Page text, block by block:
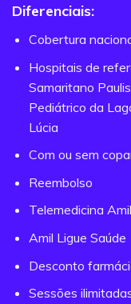
Diferenciais:
Cobertura
Hospitais de
Samaritano
Pediátrico da
Lúcia
Com ou sem
Reembolso
Telemedicina Amil
Amil Ligue Saúde
Desconto
Sessões